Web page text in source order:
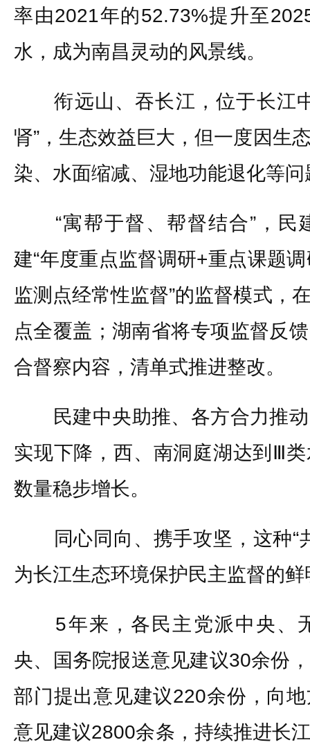
率由2021年的52.73%提升至
水，成为南昌灵动的风景线。
衔远山、吞长江，位于长江
肾”，生态效益巨大，但一度因生
染、水面缩减、湿地功能退化等
“寓帮于督、帮督结合”，民
建“年度重点监督调研+重点课题
监测点经常性监督”的监督模式，
点全覆盖；湖南省将专项监督反
合督察内容，清单式推进整改。
民建中央助推、各方合力推动
实现下降，西、南洞庭湖达到Ⅲ
数量稳步增长。
同心同向、携手攻坚，这种“
为长江生态环境保护民主监督的
5年来，各民主党派中央、
央、国务院报送意见建议30余份
部门提出意见建议220余份，向
意见建议2800余条，持续推进长